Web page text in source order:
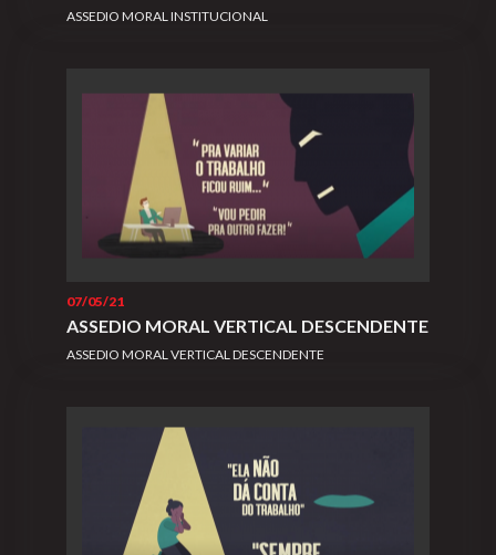
ASSEDIO MORAL INSTITUCIONAL
07/05/21
ASSEDIO MORAL VERTICAL DESCENDENTE
ASSEDIO MORAL VERTICAL DESCENDENTE